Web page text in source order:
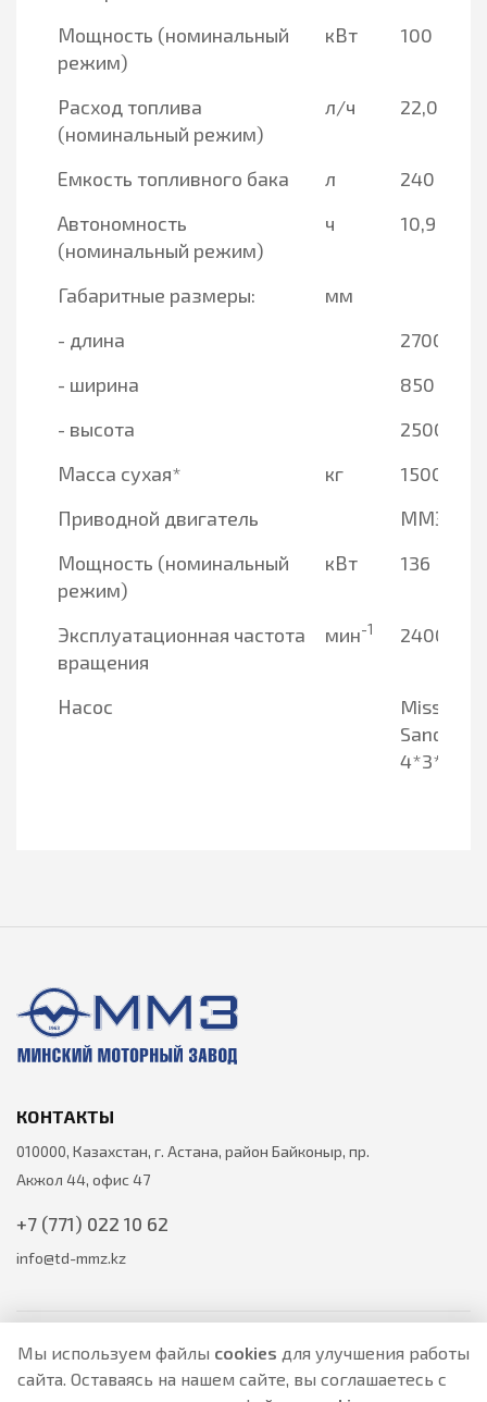
Мощность (номинальный
режим)
кВт 100
Расход топлива
(номинальный режим)
л/ч 22,0
Емкость топливного бака л
240
Автономность
(номинальный режим)
ч 10,9
Габаритные размеры:
мм
- длина
2700
- ширина
850
- высота
2500
Масса сухая*
кг
1500
Приводной двигатель
ММЗ
Мощность (номинальный
режим)
кВт 136
Эксплуатационная частота
вращения
мин-1 2400
Насос
Mission
4*3*13
Мы используем файлы cookies для улучшения работы
сайта. Оставаясь на нашем сайте, вы соглашаетесь с
КОНТАКТЫ
010000, Казахстан, г. Астана, район Байконыр, пр.
Акжол 44, офис 47
+7 (771) 022 10 62
info@td-mmz.kz
Все цены на товары указаны только для ознакомления и не